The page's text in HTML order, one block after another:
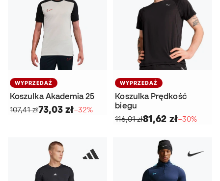
WYPRZEDAŻ
Koszulka Akademia 25
107,41 zł73,03 zł−32%
WYPRZEDAŻ
Koszulka Prędkość
biegu
116,01 zł81,62 zł−30%